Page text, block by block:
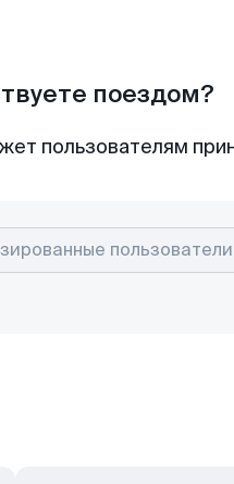
поездом?
пользователям